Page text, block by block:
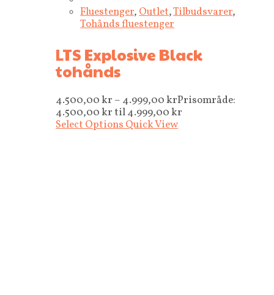
Fluestenger, Outlet,Tilbudsvarer,
Tohånds fluestenger
LTS Explosive Black
tohånds
4.500,00kr – 4.999,00krPrisområde:
4.500,00 kr til 4.999,00 kr
Select Options Quick View